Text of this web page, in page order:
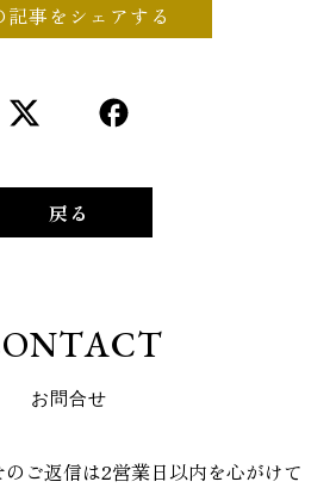
記事をシェアする
戻る
ONTACT
お問合せ
ご返信は2営業日以内を心がけて